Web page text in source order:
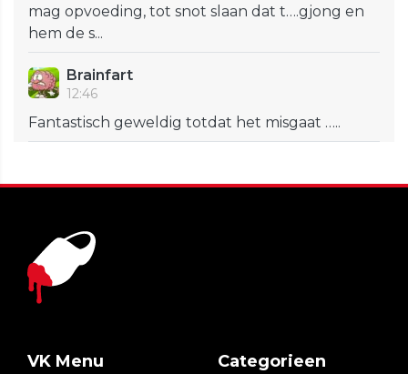
mag opvoeding, tot snot slaan dat t….gjong en
hem de s...
Brainfart
12:46
Fantastisch geweldig totdat het misgaat …..
VK Menu Categorieen